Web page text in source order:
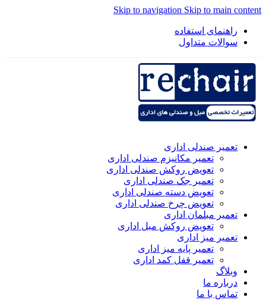
Skip to navigation Skip to main content
راهنمای استفاده
سوالات متداول
تعمیر صندلی اداری
تعمیر مکانیزم صندلی اداری
تعویض روکش صندلی اداری
تعمیر جک صندلی اداری
تعویض دسته صندلی اداری
تعویض چرخ صندلی اداری
تعمیر مبلمان اداری
تعویض روکش مبل اداری
تعمیر میز اداری
تعمیر پایه میز اداری
تعمیر قفل کمد اداری
وبلاگ
درباره ما
تماس با ما